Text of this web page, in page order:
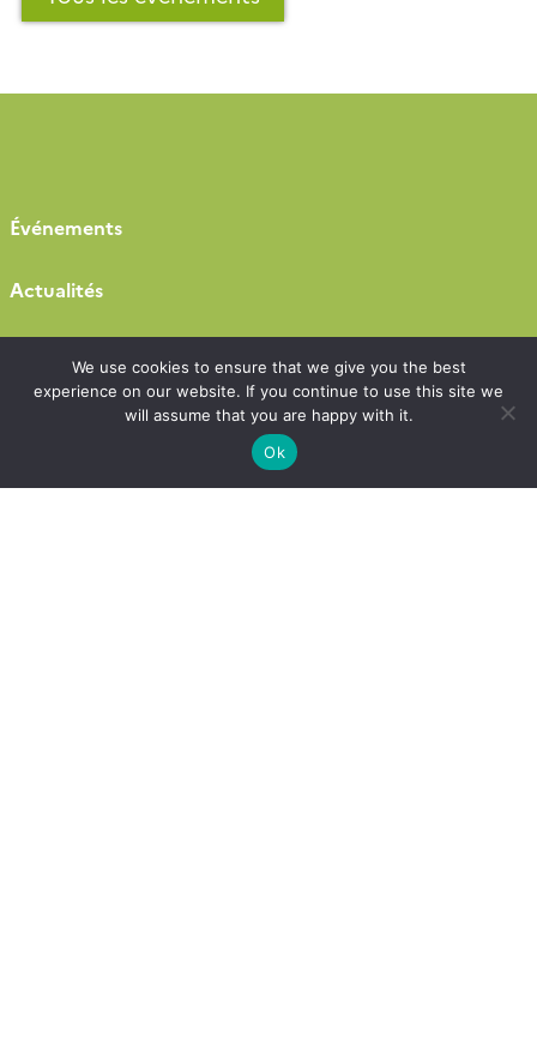
postdoctorants et […]
Événements
Actualités
Appels à projets
We use cookies to ensure that we give you the best
experience on our website. If you continue to use this site we
will assume that you are happy with it.
Ok